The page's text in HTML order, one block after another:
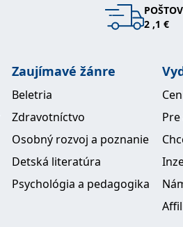
2 ,1 €
Zaujímavé žánre
Beletria
Zdravotníctvo
Osobný rozvoj a poznanie
Detská literatúra
Psychológia a pedagogika